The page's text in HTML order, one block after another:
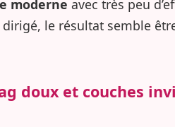
moderne avec très peu
dirigé, le résultat semble
doux et couches